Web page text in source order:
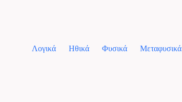
Λογικά Ηθικά Φυσικά Μεταφυσικά